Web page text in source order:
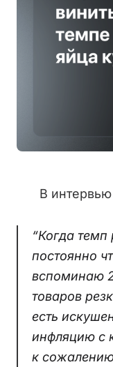
В
“Когда
постоянно
вспоминаю
товаров
есть
инфляцию с
к